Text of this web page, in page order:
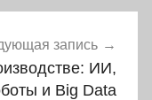
запись
ИИ,
и Big Data